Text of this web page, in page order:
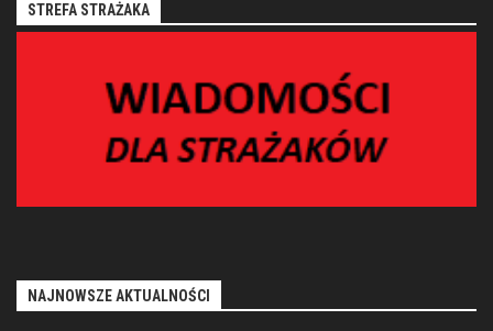
STREFA STRAŻAKA
NAJNOWSZE AKTUALNOŚCI